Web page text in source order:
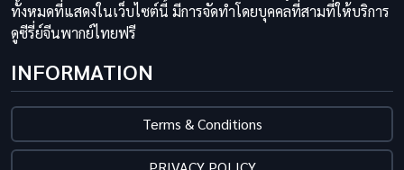
ทั้งหมดที่แสดงในเว็บไซต์นี้ มีการจัดทำโดยบุคคลที่สามที่ให้บริการ
ดูซีรี่ย์จีนพากย์ไทยฟรี
INFORMATION
Terms & Conditions